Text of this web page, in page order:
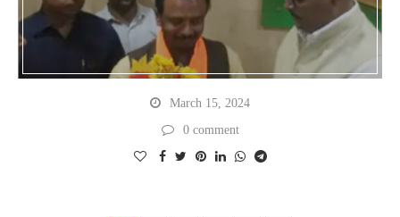
March 15, 2024
0 comment